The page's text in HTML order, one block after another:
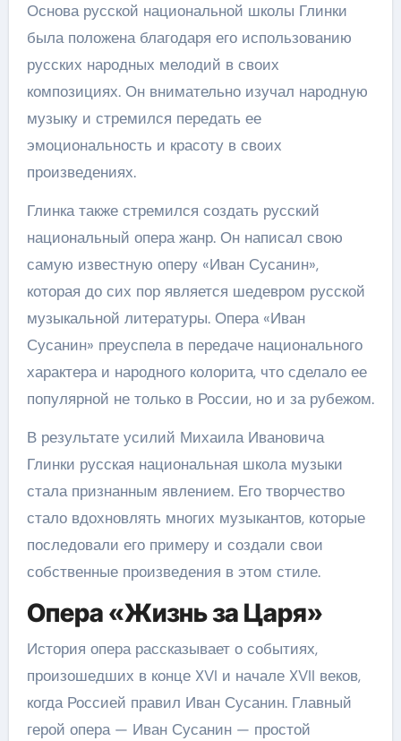
Основа русской национальной школы Глинки
была положена благодаря его использованию
русских народных мелодий в своих
композициях. Он внимательно изучал народную
музыку и стремился передать ее
эмоциональность и красоту в своих
произведениях.
Глинка также стремился создать русский
национальный опера жанр. Он написал свою
самую известную оперу «Иван Сусанин»,
которая до сих пор является шедевром русской
музыкальной литературы. Опера «Иван
Сусанин» преуспела в передаче национального
характера и народного колорита, что сделало ее
популярной не только в России, но и за рубежом.
В результате усилий Михаила Ивановича
Глинки русская национальная школа музыки
стала признанным явлением. Его творчество
стало вдохновлять многих музыкантов, которые
последовали его примеру и создали свои
собственные произведения в этом стиле.
Опера «Жизнь за Царя»
История опера рассказывает о событиях,
произошедших в конце XVI и начале XVII веков,
когда Россией правил Иван Сусанин. Главный
герой опера — Иван Сусанин — простой